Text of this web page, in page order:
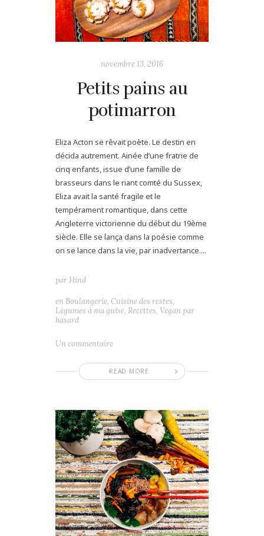
novembre 13, 2016
Petits pains au
potimarron
Eliza Acton se rêvait poète. Le destin en
décida autrement. Ainée d’une fratrie de
cinq enfants, issue d’une famille de
brasseurs dans le riant comté du Sussex,
Eliza avait la santé fragile et le
tempérament romantique, dans cette
Angleterre victorienne du début du 19ème
siècle. Elle se lança dans la poésie comme
on se lance dans la vie, par inadvertance....
READ MORE
par Hind
en Boulangerie, Cuisine des restes,
Légumes à ma guise, Recettes, Vegan par
hasard
Un commentaire